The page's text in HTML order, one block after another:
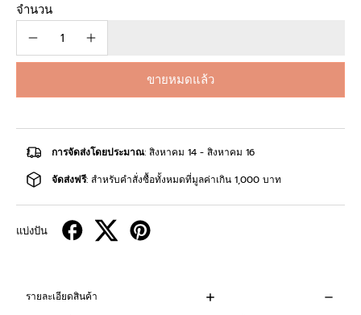
จำนวน
ขายหมดแล้ว
การจัดส่งโดยประมาณ: สิงหาคม 14 - สิงหาคม 16
จัดส่งฟรี: สำหรับคำสั่งซื้อทั้งหมดที่มูลค่าเกิน 1,000 บาท
แบ่งปัน
รายละเอียดสินค้า